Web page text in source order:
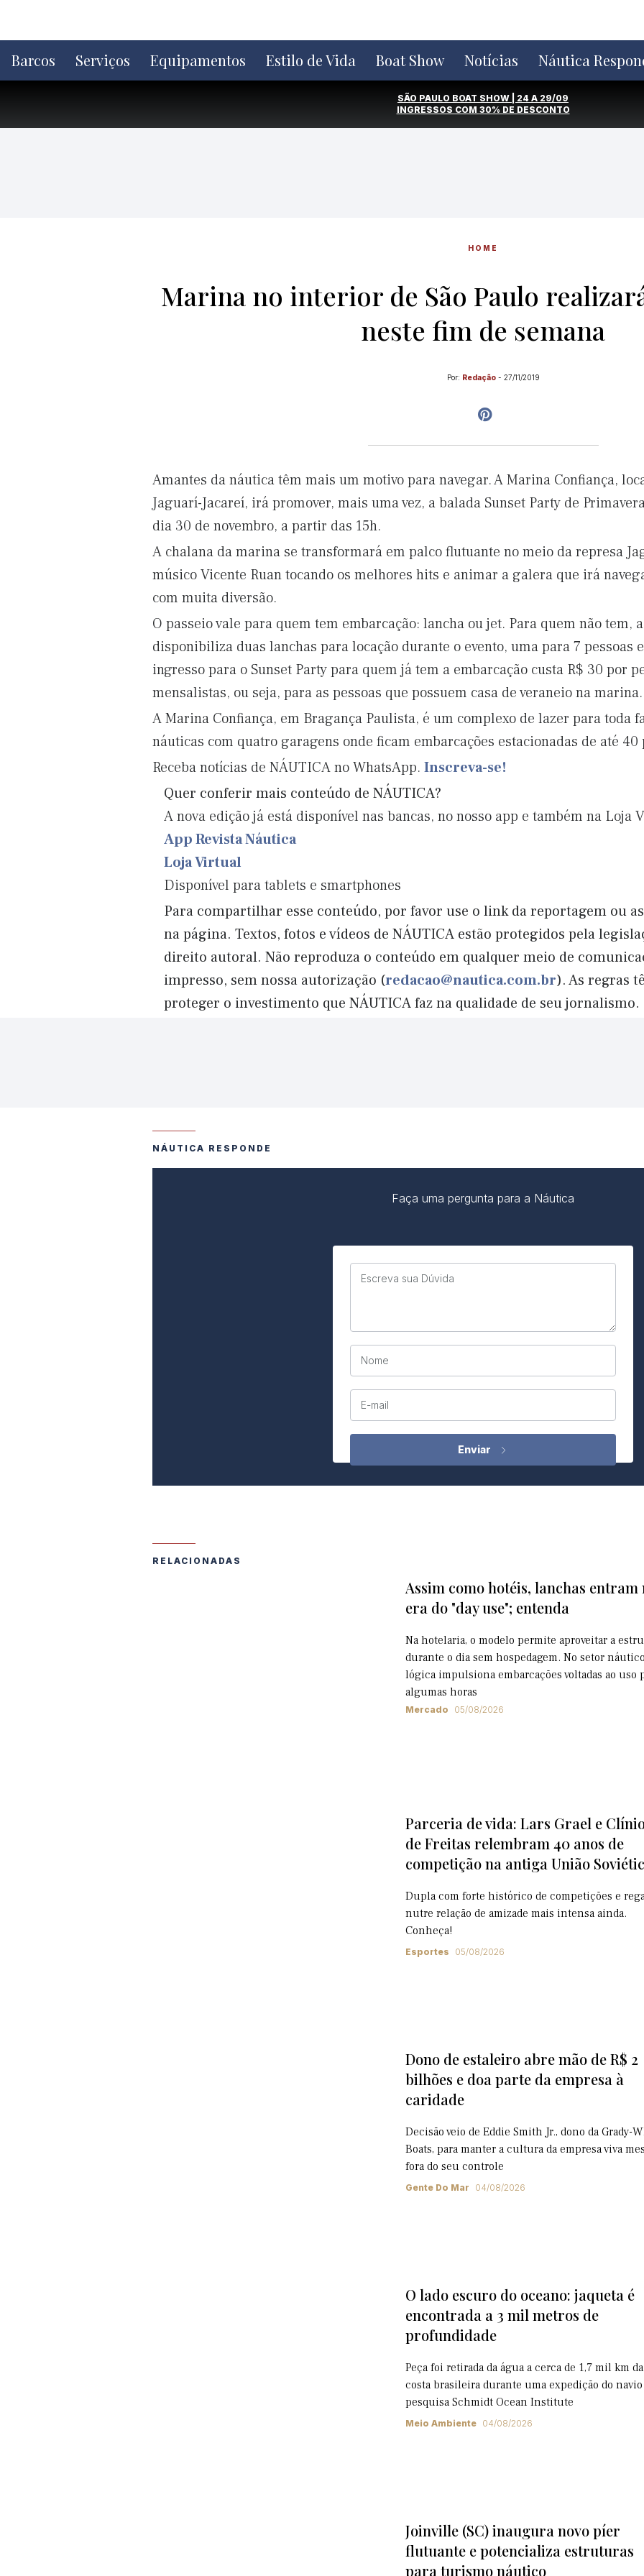
o
conteúdo
Barcos Serviços Equipamentos Estilo de Vida Boat Show Notícias Náutica
SÃO PAULO BOAT SHOW | 24 A 29/09
INGRESSOS COM 30% DE DESCONTO
HOME
Marina no interior de São Paulo
neste fim de semana
Por: Redação - 27/11/2019
Amantes da náutica têm mais um motivo para navegar. A Marina Confiança,
Jaguarí-Jacareí, irá promover, mais uma vez, a balada Sunset Party de
dia 30 de novembro, a partir das 15h.
A chalana da marina se transformará em palco flutuante no meio da represa
músico Vicente Ruan tocando os melhores hits e animar a galera que irá
com muita diversão.
O passeio vale para quem tem embarcação: lancha ou jet. Para quem não tem,
disponibiliza duas lanchas para locação durante o evento, uma para 7 pessoas
ingresso para o Sunset Party para quem já tem a embarcação custa R$ 30 por
mensalistas, ou seja, para as pessoas que possuem casa de veraneio na marina.
A Marina Confiança, em Bragança Paulista, é um complexo de lazer para toda
náuticas com quatro garagens onde ficam embarcações estacionadas de até 40
Receba notícias de NÁUTICA no WhatsApp. Inscreva-se!
Quer conferir mais conteúdo de NÁUTICA?
A nova edição já está disponível nas bancas, no nosso app e também na Loja
App Revista Náutica
Loja Virtual
Disponível para tablets e smartphones
Para compartilhar esse conteúdo, por favor use o link da reportagem ou
na página. Textos, fotos e vídeos de NÁUTICA estão protegidos pela
direito autoral. Não reproduza o conteúdo em qualquer meio de
impresso, sem nossa autorização (redacao@nautica.com.br). As regras
proteger o investimento que NÁUTICA faz na qualidade de seu jornalismo.
NÁUTICA RESPONDE
Faça uma pergunta para a Náutica
Escreva sua Dúvida
Nome
E-mail
RELACIONADAS
Assim como hotéis, lanchas entram
era do "day use"; entenda
Na hotelaria, o modelo permite aproveitar a
durante o dia sem hospedagem. No setor
lógica impulsiona embarcações voltadas ao uso
algumas horas
Mercado 05/08/2026
Parceria de vida: Lars Grael e
de Freitas relembram 40 anos de
competição na antiga União
Dupla com forte histórico de competições e
nutre relação de amizade mais intensa ainda.
Conheça!
Esportes 05/08/2026
Dono de estaleiro abre mão de R$ 2
bilhões e doa parte da empresa à
caridade
Decisão veio de Eddie Smith Jr., dono da Grady-
Boats, para manter a cultura da empresa viva
fora do seu controle
Gente Do Mar 04/08/2026
O lado escuro do oceano: jaqueta é
encontrada a 3 mil metros de
profundidade
Peça foi retirada da água a cerca de 1,7 mil km da
costa brasileira durante uma expedição do
pesquisa Schmidt Ocean Institute
Meio Ambiente 04/08/2026
Joinville (SC) inaugura novo píer
flutuante e potencializa estruturas
para turismo náutico